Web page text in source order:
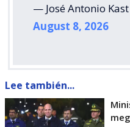
— José Antonio
August 8, 2026
Lee también...